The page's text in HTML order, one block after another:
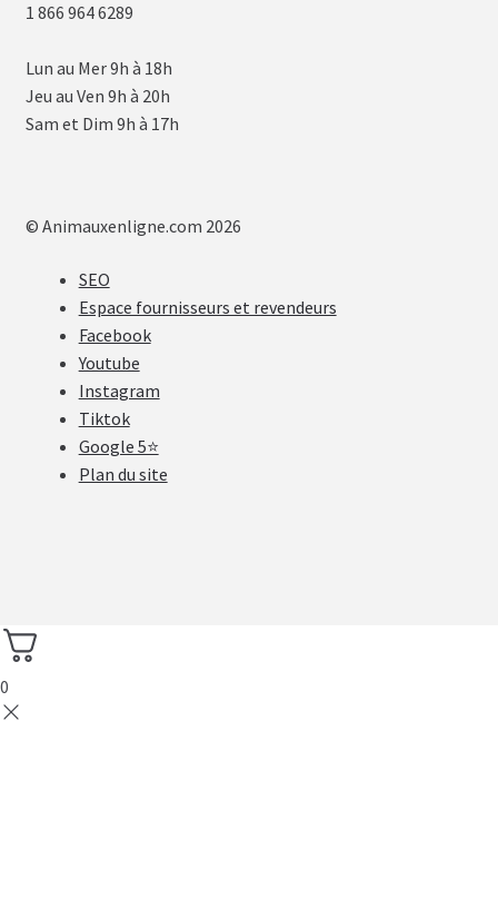
1 866 964 6289
Lun au Mer 9h à 18h
Jeu au Ven 9h à 20h
Sam et Dim 9h à 17h
© Animauxenligne.com 2026
SEO
Espace fournisseurs et revendeurs
Facebook
Youtube
Instagram
Tiktok
Google 5⭐
Plan du site
0